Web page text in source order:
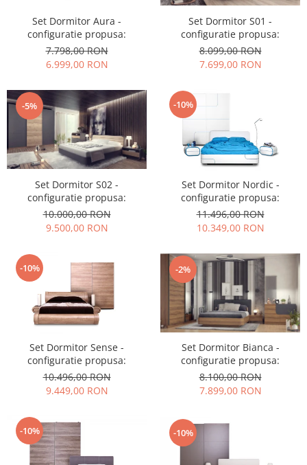
Set Dormitor Aura -
configuratie propusa:
7.798,00 RON
6.999,00 RON
Set Dormitor S01 -
configuratie propusa:
8.099,00 RON
7.699,00 RON
-5%
Set Dormitor S02 -
configuratie propusa:
10.000,00 RON
9.500,00 RON
-10%
Set Dormitor Nordic -
configuratie propusa:
11.496,00 RON
10.349,00 RON
-10%
Set Dormitor Sense -
configuratie propusa:
10.496,00 RON
9.449,00 RON
-2%
Set Dormitor Bianca -
configuratie propusa:
8.100,00 RON
7.899,00 RON
-10% -10%